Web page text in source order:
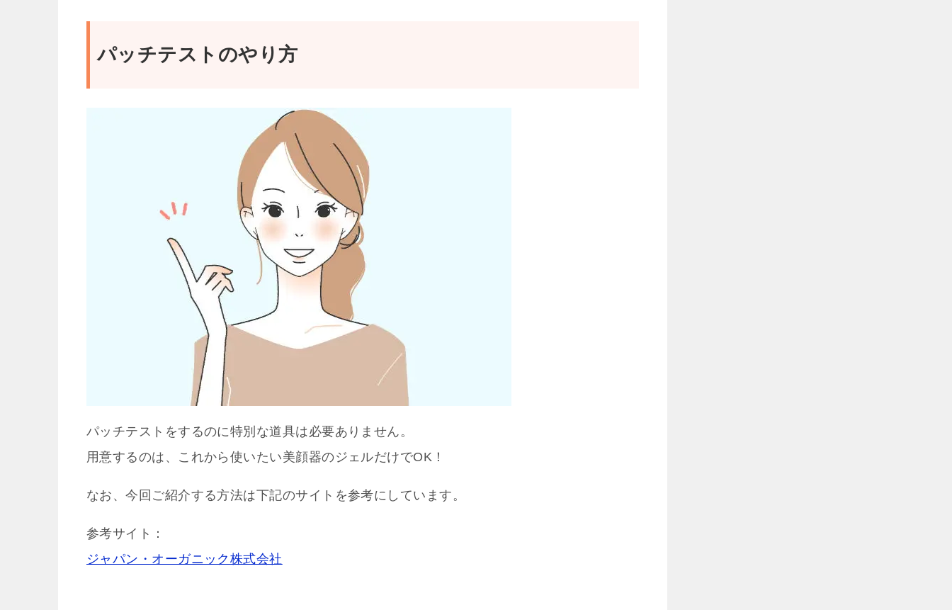
パッチテストのやり方
パッチテストをするのに特別な道具は必要ありません。
用意するのは、これから使いたい美顔器のジェルだけでOK！
なお、今回ご紹介する方法は下記のサイトを参考にしています。
参考サイト：
ジャパン・オーガニック株式会社